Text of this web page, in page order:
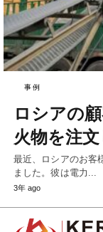
事例
ロシアの
火物を注
最近、ロシアのお客
ました。彼は電力...
3年 ago